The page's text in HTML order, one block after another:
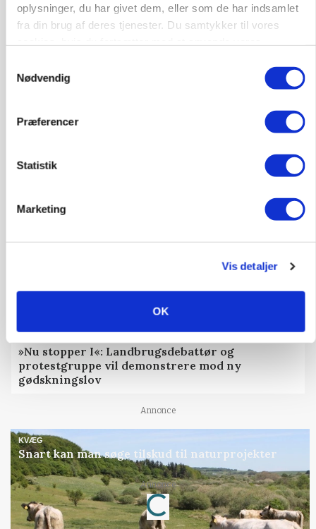
oplysninger, du har givet dem, eller som de har indsamlet
fra din brug af deres tjenester. Du samtykker til vores
Nødvendig
Præferencer
Statistik
Marketing
Vis detaljer
OK
marked for biokul
»Nu stopper I«: Landbrugsdebattør og
protestgruppe vil demonstrere mod ny
gødskningslov
Annonce
KVÆG
Snart kan man søge tilskud til naturprojekter
Annonce
Loading...